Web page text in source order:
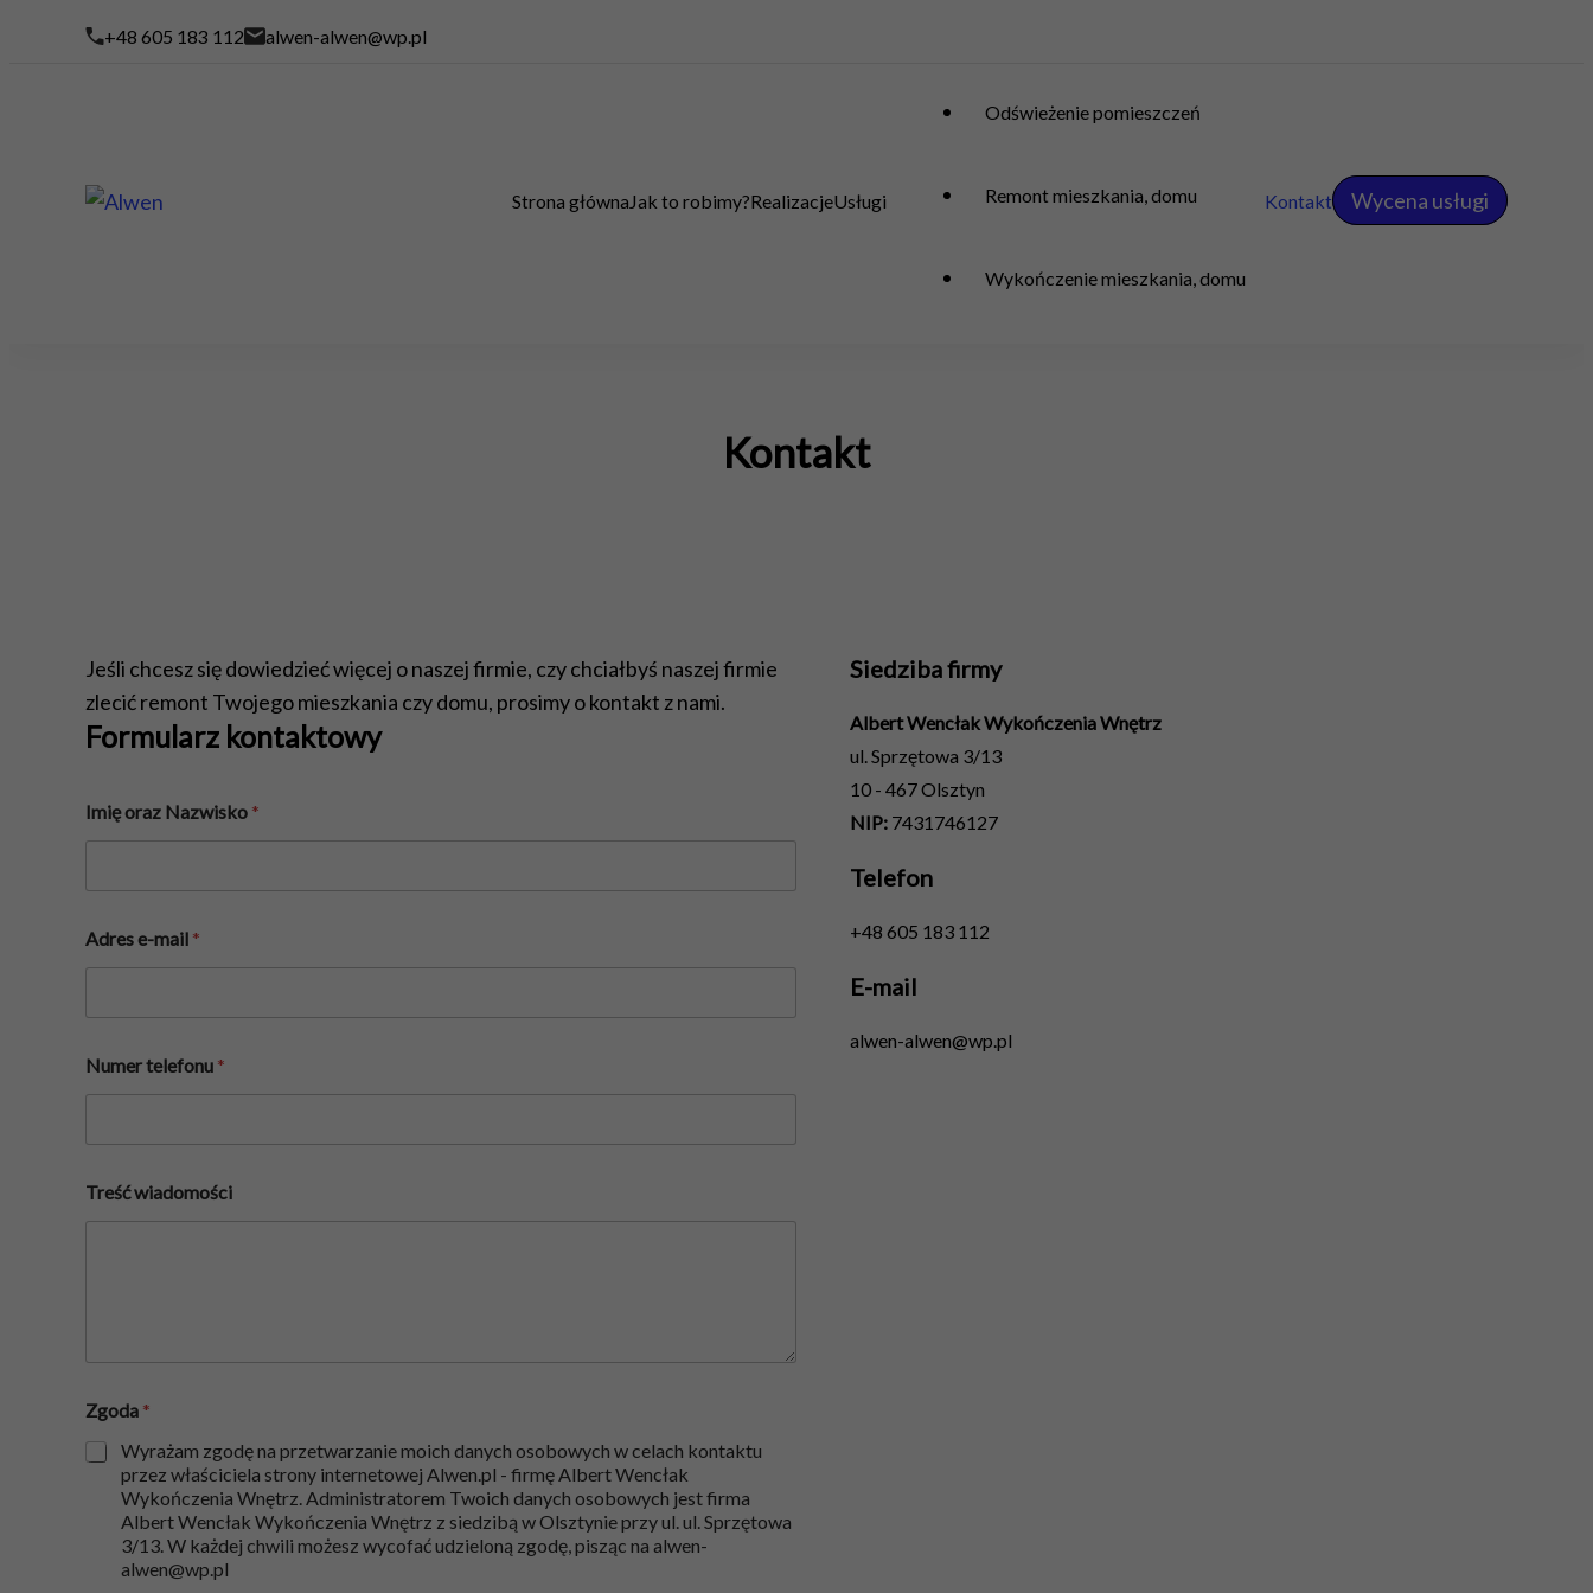
+48 605 183 112 alwen-alwen@wp.pl
Strona główna Jak to robimy?RealizacjeUsługi
Odświeżenie pomieszczeń
Remont mieszkania, domu
Wykończenie mieszkania, domu
Kontakt Wycena usługi
Kontakt
Jeśli chcesz się dowiedzieć więcej o naszej firmie, czy chciałbyś naszej firmie
zlecić remont Twojego mieszkania czy domu, prosimy o kontakt z nami.
Formularz kontaktowy
Imię oraz Nazwisko *
Adres e-mail *
Numer telefonu *
Treść wiadomości
Zgoda *
Wyrażam zgodę na przetwarzanie moich danych osobowych w celach kontaktu
przez właściciela strony internetowej Alwen.pl - firmę Albert Wencłak
Wykończenia Wnętrz. Administratorem Twoich danych osobowych jest firma
Albert Wencłak Wykończenia Wnętrz z siedzibą w Olsztynie przy ul. ul. Sprzętowa
3/13. W każdej chwili możesz wycofać udzieloną zgodę, pisząc na alwen-
alwen@wp.pl
Siedziba firmy
Albert Wencłak Wykończenia Wnętrz
ul. Sprzętowa 3/13
10 - 467 Olsztyn
NIP: 7431746127
Telefon
+48 605 183 112
E-mail
alwen-alwen@wp.pl